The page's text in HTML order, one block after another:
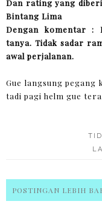
Dan rating yang
Bintang Lima
Dengan komentar :
tanya. Tidak sadar
awal perjalanan.
Gue langsung pegang
tadi pagi helm gue
POSTINGAN LEBIH